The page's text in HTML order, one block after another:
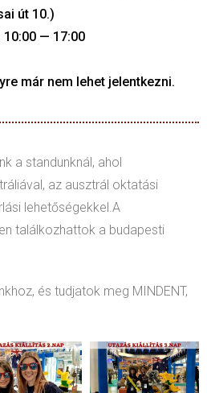
út 10.)
10:00 — 17:00
már nem lehet jelentkezni.
a standunknál, ahol
az ausztrál oktatási
lehetőségekkel.A
találkozhattok a budapesti
és tudjatok meg MINDENT,